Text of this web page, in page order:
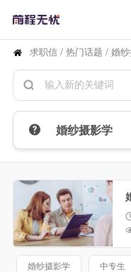
求职信 / 热门话题 / 婚
婚纱摄影学
婚纱摄影学 中专生